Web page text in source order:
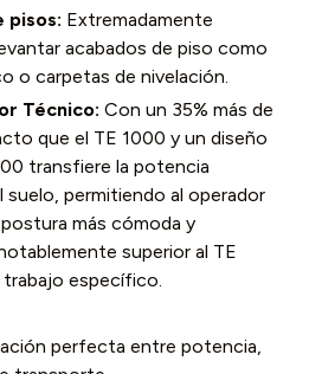
pisos: Extremadamente
acabados de piso como
o carpetas de nivelación.
Técnico: Con un 35% más de
que el TE 1000 y un diseño
transfiere la potencia
suelo, permitiendo al operador
más cómoda y
superior al TE
específico.
perfecta entre potencia,